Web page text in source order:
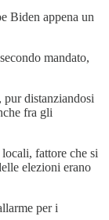
Biden appena un
mandato,
distanziandosi
fra gli
fattore che si
elezioni erano
per i